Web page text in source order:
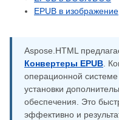
EPUB в изображение
Aspose.HTML
Конвертеры EPUB .
операционной
установки
обеспечения. Это
эффективно и